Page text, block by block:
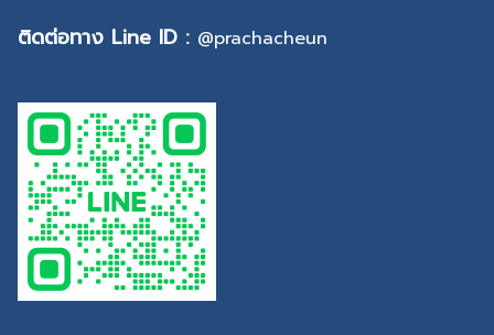
ติดต่อทาง Line ID : @prachacheun